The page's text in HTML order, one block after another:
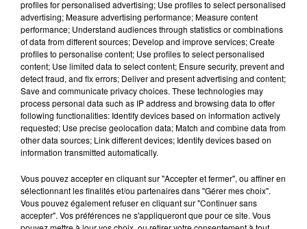
flash info
Zoé Thomas
Le flash de 12h
0:00 5 min 26 sec
2 juin 2026 - 5 min 26 sec
MARDI MATIN - 02 JUIN
profiles for personalised advertising; Use profiles to select personalised
advertising; Measure advertising performance; Measure content
performance; Understand audiences through statistics or combinations
of data from different sources; Develop and improve services; Create
profiles to personalise content; Use profiles to select personalised
content; Use limited data to select content; Ensure security, prevent and
detect fraud, and fix errors; Deliver and present advertising and content;
Save and communicate privacy choices. These technologies may
process personal data such as IP address and browsing data to offer
following functionalities: Identify devices based on information actively
requested; Use precise geolocation data; Match and combine data from
other data sources; Link different devices; Identify devices based on
information transmitted automatically.
Vous pouvez accepter en cliquant sur "Accepter et fermer", ou affiner en
sélectionnant les finalités et/ou partenaires dans "Gérer mes choix".
Vous pouvez également refuser en cliquant sur "Continuer sans
accepter". Vos préférences ne s'appliqueront que pour ce site. Vous